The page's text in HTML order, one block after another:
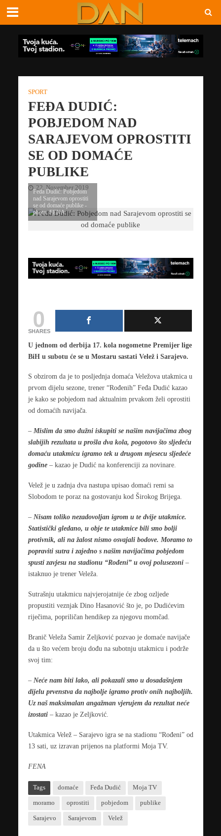
SPORT
FEĐA DUDIĆ:
POBJEDOM NAD
SARAJEVOM OPROSTITI
SE OD DOMAĆE
PUBLIKE
22. November 2019
Feđa Dudić: Pobjedom
nad Sarajevom oprostiti
se od domaće publike -
photo: FENA
0
SHARES
U jednom od derbija 17. kola nogometne Premijer lige
BiH u subotu će se u Mostaru sastati Velež i Sarajevo.
S obzirom da je to posljednja domaća Veležova utakmica u
prvom dijelu sezone, trener “Rođenih” Feđa Dudić kazao
je kako se pobjedom nad aktualnim prvakom želi oprostiti
od domaćih navijača.
– Mislim da smo dužni iskupiti se našim navijačima zbog
slabijih rezultata u prošla dva kola, pogotovo što sljedeću
domaću utakmicu igramo tek u drugom mjesecu sljedeće
godine– kazao je Dudić na konferenciji za novinare.
Velež je u zadnja dva nastupa upisao domaći remi sa
Slobodom te poraz na gostovanju kod Širokog Brijega.
– Nisam toliko nezadovoljan igrom u te dvije utakmice.
Statistički gledano, u obje te utakmice bili smo bolji
protivnik, ali na žalost nismo osvajali bodove. Moramo to
popraviti sutra i zajedno s našim navijačima pobjedom
spusti zavjesu na stadionu “Rođeni” u ovoj polusezoni–
istaknuo je trener Veleža.
Sutrašnju utakmicu najvjerojatnije će zbog ozljede
propustiti veznjak Dino Hasanović što je, po Dudićevim
riječima, popriličan hendikep za njegovu momčad.
Branič Veleža Samir Zeljković pozvao je domaće navijače
da u što većem broju dođu na subotnju utakmicu i podrže
svoj tim:
– Neće nam biti lako, ali pokazali smo u dosadašnjem
dijelu prvenstva da najbolje igramo protiv onih najboljih.
Uz naš maksimalan angažman vjerujem da rezultat neće
izostati– kazao je Zeljković.
Utakmica Velež – Sarajevo igra se na stadionu “Rođeni” od
13 sati, uz izravan prijenos na platformi Moja TV.
FENA
Tags domaće Feđa Dudić Moja TV
moramo oprostiti pobjedom publike
Sarajevo Sarajevom Velež